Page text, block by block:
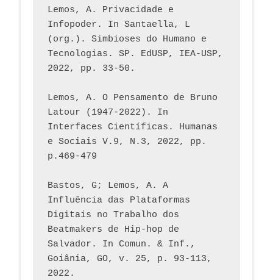
Lemos, A. Privacidade e
Infopoder. In Santaella, L
(org.). Simbioses do Humano e
Tecnologias. SP. EdUSP, IEA-USP,
2022, pp. 33-50.
Lemos, A. O Pensamento de Bruno
Latour (1947-2022). In
Interfaces Científicas. Humanas
e Sociais V.9, N.3, 2022, pp.
p.469-479
Bastos, G; Lemos, A. A
Influência das Plataformas
Digitais no Trabalho dos
Beatmakers de Hip-hop de
Salvador. In Comun. & Inf.,
Goiânia, GO, v. 25, p. 93-113,
2022.